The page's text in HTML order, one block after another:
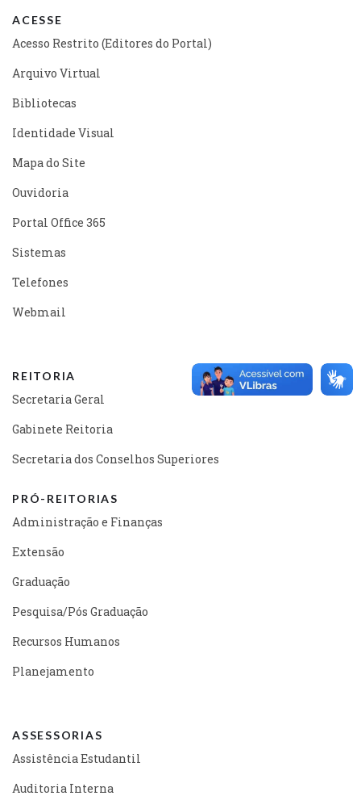
ACESSE
Acesso Restrito (Editores do Portal)
Arquivo Virtual
Bibliotecas
Identidade Visual
Mapa do Site
Ouvidoria
Portal Office 365
Sistemas
Telefones
Webmail
REITORIA
Secretaria Geral
Gabinete Reitoria
Secretaria dos Conselhos Superiores
PRÓ-REITORIAS
Administração e Finanças
Extensão
Graduação
Pesquisa/Pós Graduação
Recursos Humanos
Planejamento
ASSESSORIAS
Assistência Estudantil
Auditoria Interna